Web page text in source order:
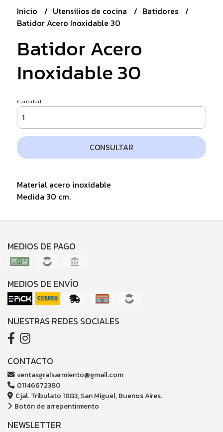
Inicio Utensilios de cocina
Batidores
Batidor Acero Inoxidable 30
Batidor Acero
Inoxidable 30
Cantidad
CONSULTAR
Material acero inoxidable
Medida 30 cm.
MEDIOS DE PAGO
MEDIOS DE ENVÍO
NUESTRAS REDES SOCIALES
CONTACTO
ventasgralsarmiento@gmail.com
01146672380
Cjal. Tribulato 1883, San Miguel, Buenos Aires.
Botón de arrepentimiento
NEWSLETTER